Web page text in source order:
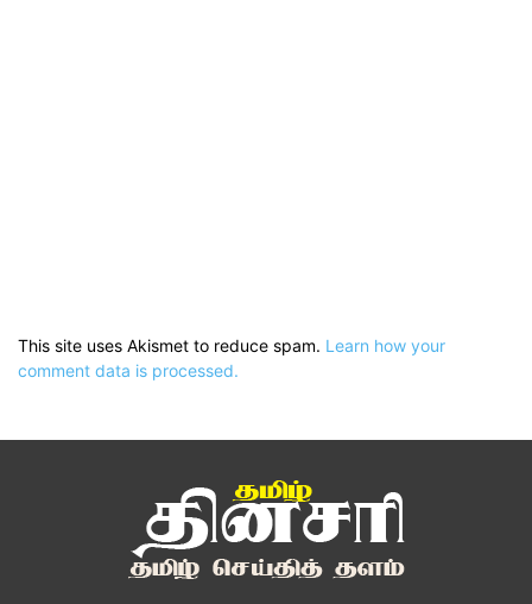
This site uses Akismet to reduce spam. Learn how your
comment data is processed.